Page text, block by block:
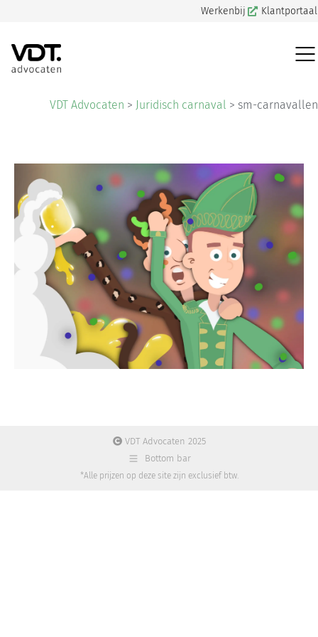
Werkenbij Klantportaal
VDT Advocaten > Juridisch carnaval > sm-carnavallen
VDT Advocaten 2025
Bottom bar
*Alle prijzen op deze site zijn exclusief btw.